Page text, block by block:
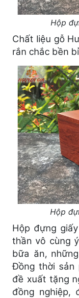
Hộp
Chất liệu gỗ
rắn chắc bền
Hộp
Hộp đựng
thần vô cùng
bữa ăn,
Đồng thời sản
đề xuất tặng
đồng nghiệp,